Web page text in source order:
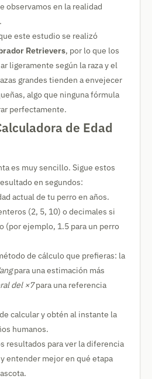
observamos en la realidad
este estudio se realizó
Retrievers, por lo que los
ligeramente según la raza y el
grandes tienden a envejecer
algo que ninguna fórmula
perfectamente.
de Edad
es muy sencillo. Sigue estos
en segundos:
actual de tu perro en años.
(2, 5, 10) o decimales si
(por ejemplo, 1.5 para un perro
de cálculo que prefieras: la
para una estimación más
del ×7para una referencia
calcular y obtén al instante la
humanos.
resultados para ver la diferencia
entender mejor en qué etapa